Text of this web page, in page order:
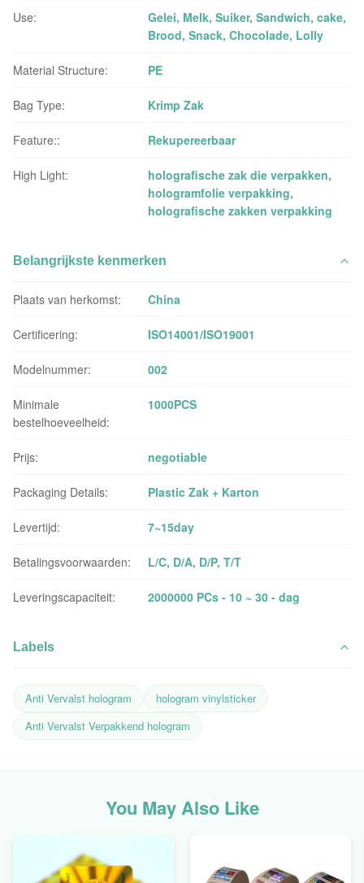
Use:
Gelei, Melk, Suiker, Sandwich, cake,
Brood, Snack, Chocolade, Lolly
Material Structure: PE
Bag Type: Krimp Zak
Feature:: Rekupereerbaar
High Light: holografische zak die verpakken,
hologramfolie verpakking,
holografische zakken verpakking
Belangrijkste kenmerken
Plaats van herkomst: China
Certificering: ISO14001/ISO19001
Modelnummer: 002
Minimale
bestelhoeveelheid:
1000PCS
Prijs: negotiable
Packaging Details: Plastic Zak + Karton
Levertijd: 7~15day
Betalingsvoorwaarden: L/C, D/A, D/P, T/T
Leveringscapaciteit: 2000000 PCs - 10 ~ 30 - dag
Labels
Anti Vervalst hologram
hologram vinylsticker
Anti Vervalst Verpakkend hologram
You May Also Like